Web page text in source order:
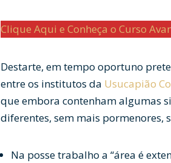
Clique Aqui e Conheça o Curso
Destarte, em tempo oportuno
entre os institutos da Usucapião
que embora contenham algumas
diferentes, sem mais pormenores,
Na posse trabalho a “área é